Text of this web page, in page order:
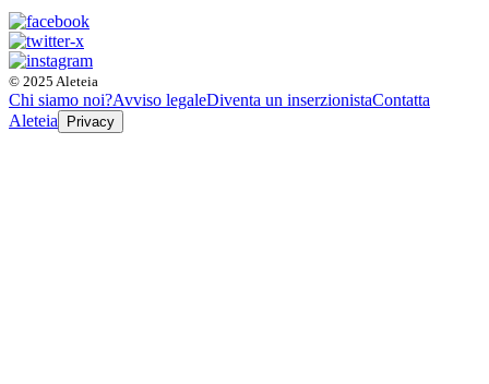
© 2025 Aleteia
Chi siamo noi?Avviso legaleDiventa un inserzionistaContatta
Aleteia
Privacy